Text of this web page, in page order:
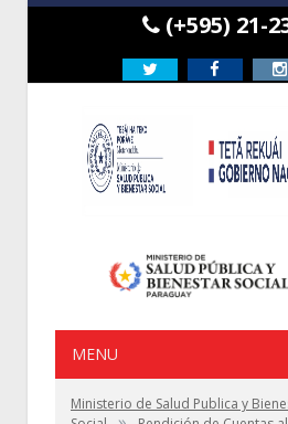
(+595) 21-
Twitter Facebook
MENU
Ministerio de Salud Publica y